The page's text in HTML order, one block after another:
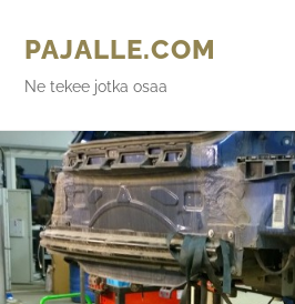
PAJALLE.COM
Ne tekee jotka osaa